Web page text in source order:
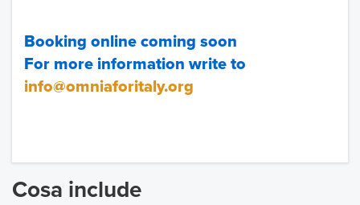
Booking online coming soon
For more information write to
info@omniaforitaly.org
Cosa include